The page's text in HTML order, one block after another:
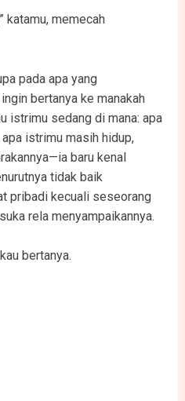
katamu, memecah
pada apa yang
bertanya ke manakah
istrimu sedang di mana: apa
istrimu masih hidup,
baru kenal
tidak baik
pribadi kecuali seseorang
rela menyampaikannya.
bertanya.